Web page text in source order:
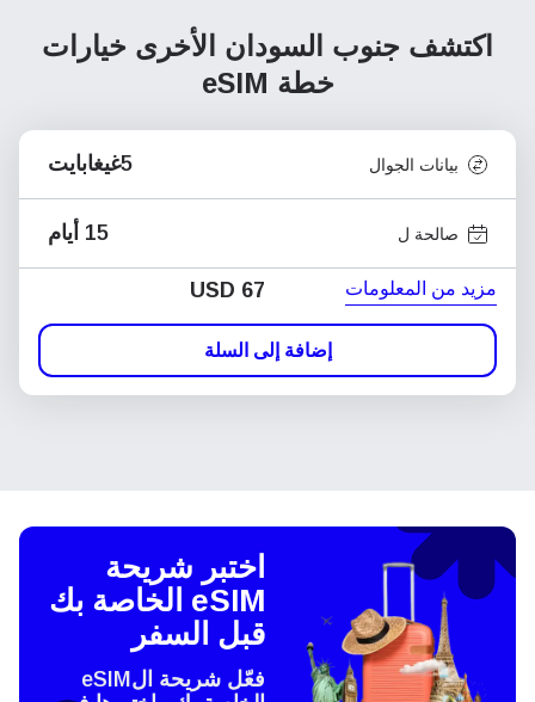
اكتشف جنوب السودان الأخرى خيارات
خطة eSIM
بيانات الجوال 5غيغابايت
صالحة ل 15 أيام
مزيد من المعلومات USD 67
إضافة إلى السلة
اختبر شريحة
eSIM الخاصة بك
قبل السفر
فعّل شريحة الeSIM